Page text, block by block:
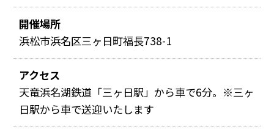
開催場所
浜松市浜名区三ヶ日町福長738-1
アクセス
天竜浜名湖鉄道「三ヶ日駅」から車で6分。※三ヶ
日駅から車で送迎いたします